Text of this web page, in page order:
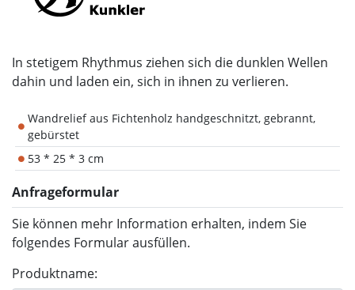
In stetigem Rhythmus ziehen sich die dunklen Wellen
dahin und laden ein, sich in ihnen zu verlieren.
Wandrelief aus Fichtenholz handgeschnitzt, gebrannt,
gebürstet
53 * 25 * 3 cm
Anfrageformular
Sie können mehr Information erhalten, indem Sie
folgendes Formular ausfüllen.
Produktname: